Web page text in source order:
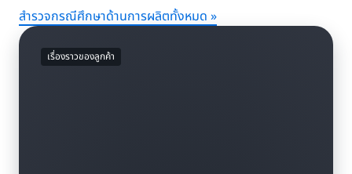
สำรวจกรณีศึกษาด้านการผลิตทั้งหมด »
เรื่องราวของลูกค้า